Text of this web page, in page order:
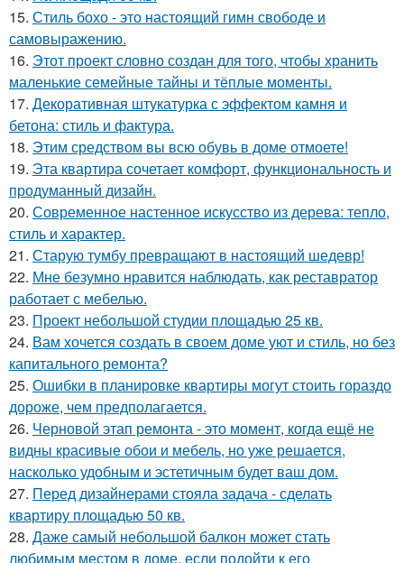
15. Стиль бохо - это настоящий гимн свободе и
самовыражению.
16. Этот проект словно создан для того, чтобы хранить
маленькие семейные тайны и тёплые моменты.
17. Декоративная штукатурка с эффектом камня и
бетона: стиль и фактура.
18. Этим средством вы всю обувь в доме отмоете!
19. Эта квартира сочетает комфорт, функциональность и
продуманный дизайн.
20. Современное настенное искусство из дерева: тепло,
стиль и характер.
21. Старую тумбу превращают в настоящий шедевр!
22. Мне безумно нравится наблюдать, как реставратор
работает с мебелью.
23. Проект небольшой студии площадью 25 кв.
24. Вам хочется создать в своем доме уют и стиль, но без
капитального ремонта?
25. Ошибки в планировке квартиры могут стоить гораздо
дороже, чем предполагается.
26. Черновой этап ремонта - это момент, когда ещё не
видны красивые обои и мебель, но уже решается,
насколько удобным и эстетичным будет ваш дом.
27. Перед дизайнерами стояла задача - сделать
квартиру площадью 50 кв.
28. Даже самый небольшой балкон может стать
любимым местом в доме, если подойти к его